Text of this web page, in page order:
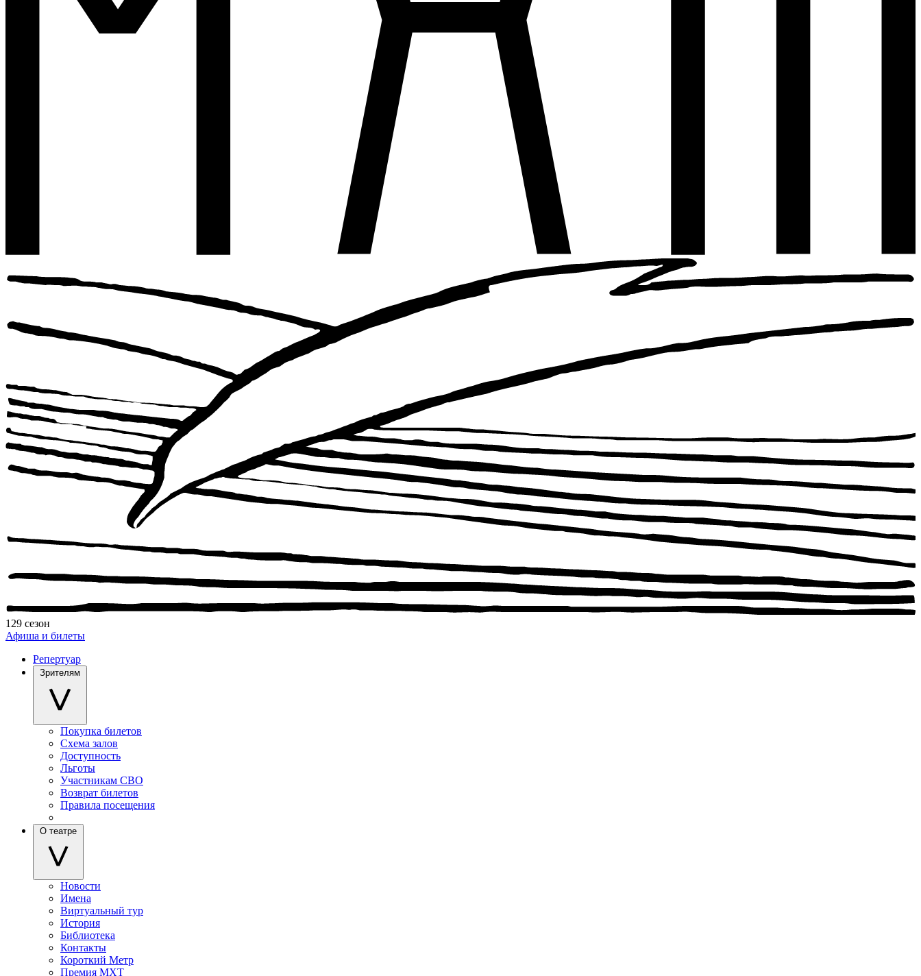
129 сезон
Афиша и билеты
Репертуар
Зрителям
Покупка билетов
Схема залов
Доступность
Льготы
Участникам СВО
Возврат билетов
Правила посещения
О театре
Новости
Имена
Виртуальный тур
История
Библиотека
Контакты
Короткий Метр
Премия МХТ